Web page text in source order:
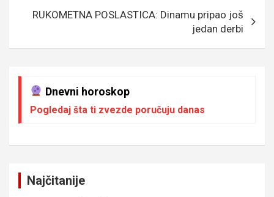
RUKOMETNA POSLASTICA: Dinamu pripao još
jedan derbi
Dnevni horoskop
Pogledaj šta ti zvezde poručuju danas
Najčitanije